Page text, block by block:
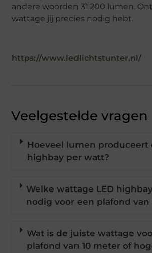
andere woorden 31.200 lumen.
wattage jij precies nodig hebt.
https://www.ledlichtstunter.nl/
Veelgestelde vragen
Hoeveel lumen produceert
highbay per watt?
Welke wattage LED
nodig voor een plafond van
Wat is de juiste wattage
plafond van 10 meter of